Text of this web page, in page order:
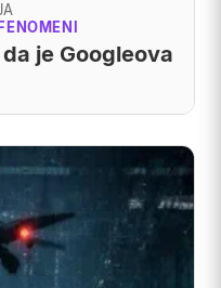
je Googleova